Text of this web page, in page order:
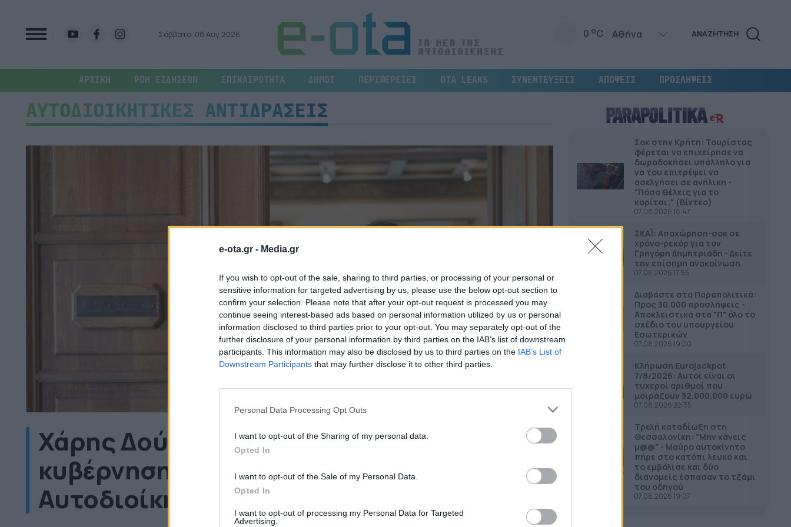
e-ota.gr - Media.gr
If you wish to opt-out of the sale, sharing to third parties, or processing of your personal or
sensitive information for targeted advertising by us, please use the below opt-out section to
confirm your selection. Please note that after your opt-out request is processed you may
continue seeing interest-based ads based on personal information utilized by us or personal
information disclosed to third parties prior to your opt-out. You may separately opt-out of the
further disclosure of your personal information by third parties on the IAB’s list of downstream
participants. This information may also be disclosed by us to third parties on the IAB’s List of
Downstream Participants that may further disclose it to other third parties.
Personal Data Processing Opt Outs
I want to opt-out of the Sharing of my personal data.
Opted In
I want to opt-out of the Sale of my Personal Data.
Opted In
I want to opt-out of processing my Personal Data for Targeted
Advertising.
Σάββατο, 08 Αυγ 2026 0 oC ΑΝΑΖΗΤΗΣΗ
ΑΡΧΙΚΗ ΡΟΗ ΕΙΔΗΣΕΩΝ ΕΠΙΚΑΙΡΟΤΗΤΑ ΔΗΜΟΙ ΠΕΡΙΦΕΡΕΙΕΣ OTA LEAKS ΣΥΝΕΝΤΕΥΞΕΙΣ ΑΠΟΨΕΙΣ ΠΡΟΣΛΗΨΕΙΣ
ΑΥΤΟΔΙΟΙΚΗΤΙΚΕΣ ΑΝΤΙΔΡΑΣΕΙΣ
Χάρης Δούκας: Επίθεση στην
κυβέρνηση για τον νέο Κώδικα
Αυτοδιοίκησης
Σοκ στην Κρήτη: Τουρίστας
φέρεται να επιχείρησε να
δωροδοκήσει υπάλληλο για
να του επιτρέψει να
ασελγήσει σε ανήλικη -
"Πόσα θέλεις για το
κορίτσι;" (Βίντεο)
07.08.2026 18:47
ΣΚΑΪ: Αποχώρηση-σοκ σε
χρόνο-ρεκόρ για τον
Γρηγόρη Δημητριάδη - Δείτε
την επίσημη ανακοίνωση
07.08.2026 17:55
Διαβάστε στα Παραπολιτικά:
Προς 30.000 προσλήψεις -
Αποκλειστικά στα "Π" όλο το
σχέδιο του υπουργείου
Εσωτερικών
07.08.2026 19:00
Κλήρωση Eurojackpot
7/8/2026: Αυτοί είναι οι
τυχεροί αριθμοί που
μοιράζουν 32.000.000 ευρώ
07.08.2026 22:35
Τρελή καταδίωξη στη
Θεσσαλονίκη: "Μην κάνεις
μ@@" - Μαύρο αυτοκίνητο
πήρε στο κατόπι λευκό και
το εμβόλισε και δύο
διανομείς έσπασαν το τζάμι
του οδηγού
07.08.2026 19:07